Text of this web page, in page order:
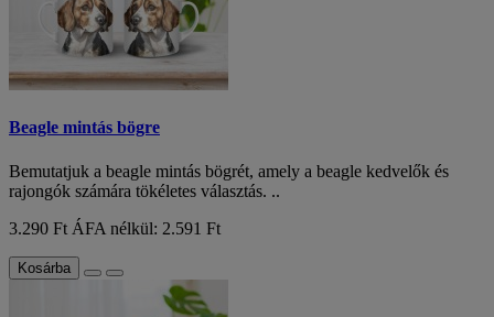
Beagle mintás bögre
Bemutatjuk a beagle mintás bögrét, amely a beagle kedvelők és
rajongók számára tökéletes választás. ..
3.290 Ft ÁFA nélkül: 2.591 Ft
Kosárba